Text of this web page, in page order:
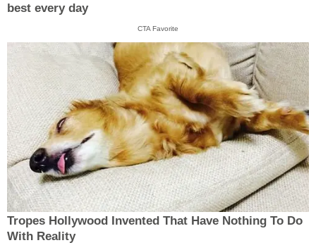
best every day
CTA Favorite
Tropes Hollywood Invented That Have Nothing To Do
With Reality